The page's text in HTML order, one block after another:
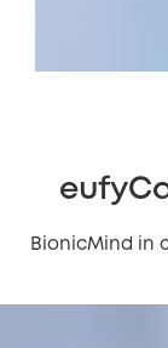
BionicMind in